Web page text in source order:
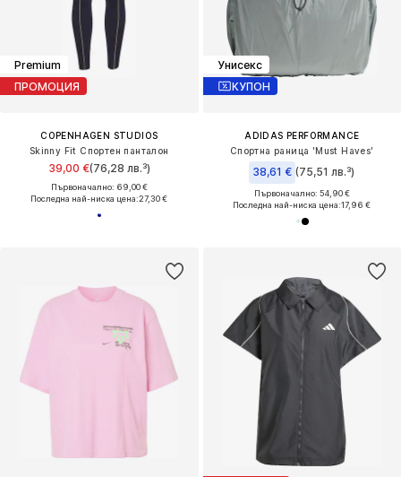
Premium
ПРОМОЦИЯ
COPENHAGEN STUDIOS
Skinny Fit Спортен панталон
39,00 €(76,28 лв.³)
Първоначално: 69,00 €
Последна най-ниска цена:27,30 €
Унисекс
КУПОН
ADIDAS PERFORMANCE
Спортна раница 'Must Haves'
38,61 € (75,51 лв.³)
Първоначално: 54,90 €
Последна най-ниска цена:17,96 €